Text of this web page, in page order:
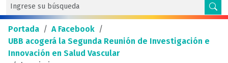
Portada / A Facebook /
UBB acogerá la Segunda Reunión de Investigación e
Innovación en Salud Vascular